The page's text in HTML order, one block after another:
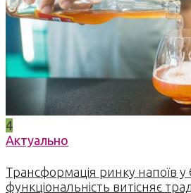
4
Актуально
Трансформація ринку напоїв у
функціональність витісняє